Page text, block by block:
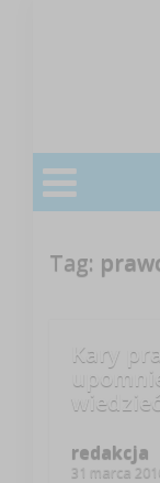
Tag:
Kary
redakcja
31 marca